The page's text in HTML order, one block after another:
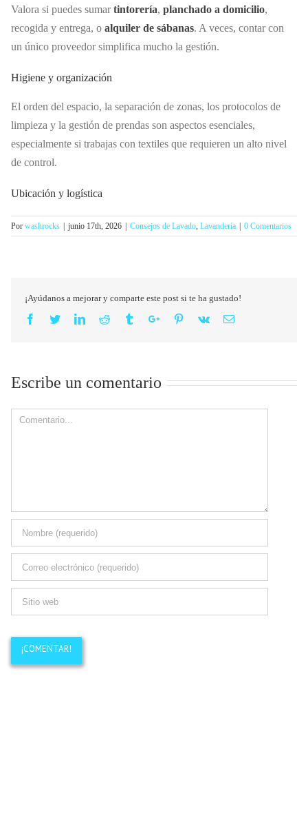
Valora si puedes sumartintorería, planchado a domicilio,
recogida y entrega, o alquiler de sábanas. A veces, contar con
un único proveedor simplifica mucho la gestión.
Higiene y organización
El orden del espacio, la separación de zonas, los protocolos de
limpieza y la gestión de prendas son aspectos esenciales,
especialmente si trabajas con textiles que requieren un alto nivel
de control.
Ubicación y logística
Por washrocks junio 17th, 2026 Consejos de Lavado, Lavandería 0 Comentarios
¡Ayúdanos a mejorar y comparte este post si te ha gustado!
Facebook
TwitterLinkedinReddit TumblrGoogle+Pinterest
Vk Email
Escribe un comentario
Comment